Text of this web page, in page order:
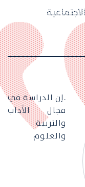
.إن الدراسة في
مجال الآداب
والتربية
والعلوم